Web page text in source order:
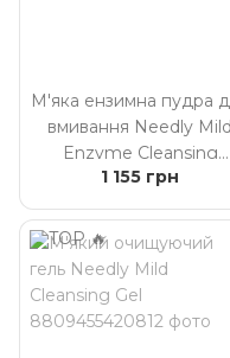
М'яка ензимна пудра
вмивання Needly Mild
Enzyme Cleansing
Powder
1 155 грн